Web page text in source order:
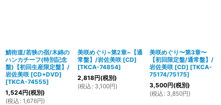
鯖街道/若狭の宿/木綿の
ハンカチーフ(特別記念
盤)【初回生産限定盤】/
岩佐美咲 [CD+DVD]
[TKCA-74555]
1,524円(税別)
(税込 : 1,676円)
美咲めぐり~第2章~【通
常盤】/岩佐美咲 [CD]
[TKCA-74854]
2,818円(税別)
(税込 : 3,100円)
美咲めぐり〜第3章〜
【初回限定盤/通常盤】/
岩佐美咲 [CD] [TKCA-
75174/75175]
3,500円(税別)
(税込 : 3,850円)